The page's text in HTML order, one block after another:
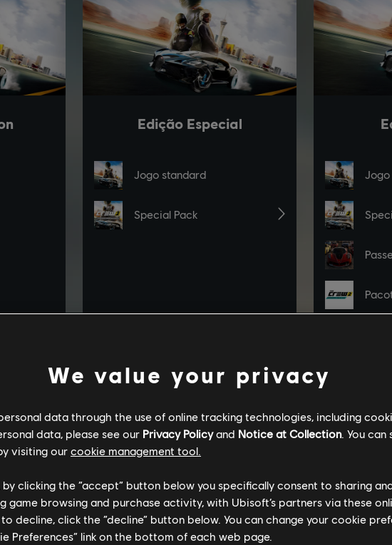
We value your privacy
data through the use of online tracking technologies, including
data, please see our Privacy Policyand Notice at Collection. You can
visiting our cookie management tool.
clicking the “accept” button below you specifically consent to sharing
game browsing and purchase activity, with Ubisoft’s partners via these
decline, click the “decline” button below. You can change your cookie
Preferences” link on the bottom of each web page.